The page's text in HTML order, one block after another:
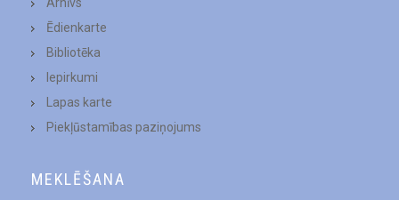
Ēdienkarte
Bibliotēka
Iepirkumi
Lapas karte
Piekļūstamības paziņojums
MEKLĒŠANA